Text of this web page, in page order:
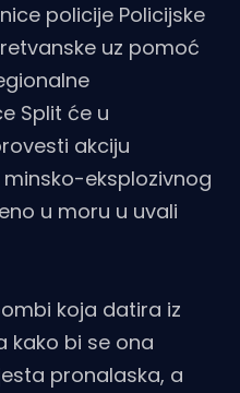
policije Policijske
uz pomoć
Split će u
akciju
eksplozivnog
u moru u uvali
koja datira iz
kako bi se ona
pronalaska, a